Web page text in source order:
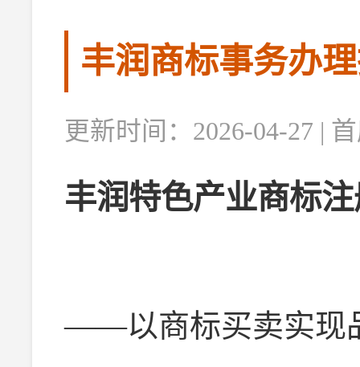
丰润商标事务办
更新时间：2026-04-27 |
丰润特色产业商标
——以商标买卖实现